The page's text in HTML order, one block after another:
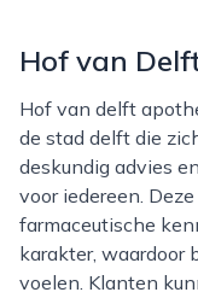
Hof van
Hof van delft apotheek is een vertrouwde apotheek in
de stad delft die
deskundig advies
voor iedereen.
farmaceutische
karakter, waardoor
voelen. Klanten